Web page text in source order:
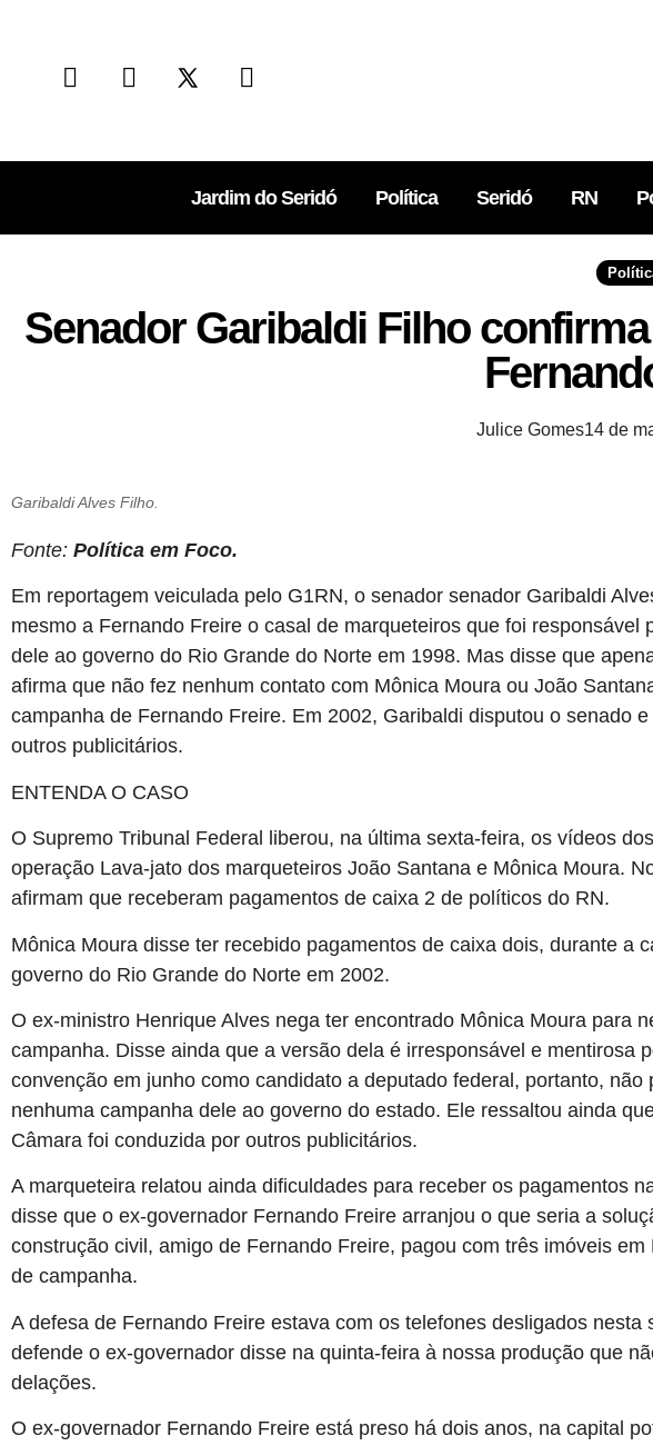
Jardim do Seridó Política Seridó RN
Senador Garibaldi Filho
Julice Gomes14 de
Garibaldi Alves Filho.
Fonte: Política em Foco.
Em reportagem veiculada pelo G1RN, o senador senador Garibaldi
mesmo a Fernando Freire o casal de marqueteiros que foi responsável
dele ao governo do Rio Grande do Norte em 1998. Mas disse que
afirma que não fez nenhum contato com Mônica Moura ou João
campanha de Fernando Freire. Em 2002, Garibaldi disputou o senado
outros publicitários.
ENTENDA O CASO
O Supremo Tribunal Federal liberou, na última sexta-feira, os vídeos
operação Lava-jato dos marqueteiros João Santana e Mônica Moura.
afirmam que receberam pagamentos de caixa 2 de políticos do RN.
Mônica Moura disse ter recebido pagamentos de caixa dois, durante a
governo do Rio Grande do Norte em 2002.
O ex-ministro Henrique Alves nega ter encontrado Mônica Moura para
campanha. Disse ainda que a versão dela é irresponsável e mentirosa
convenção em junho como candidato a deputado federal, portanto, não
nenhuma campanha dele ao governo do estado. Ele ressaltou ainda
Câmara foi conduzida por outros publicitários.
A marqueteira relatou ainda dificuldades para receber os pagamentos
disse que o ex-governador Fernando Freire arranjou o que seria a
construção civil, amigo de Fernando Freire, pagou com três imóveis
de campanha.
A defesa de Fernando Freire estava com os telefones desligados nesta
defende o ex-governador disse na quinta-feira à nossa produção que
delações.
O ex-governador Fernando Freire está preso há dois anos, na capital